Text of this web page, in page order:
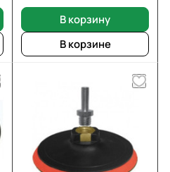
В корзину
В корзине